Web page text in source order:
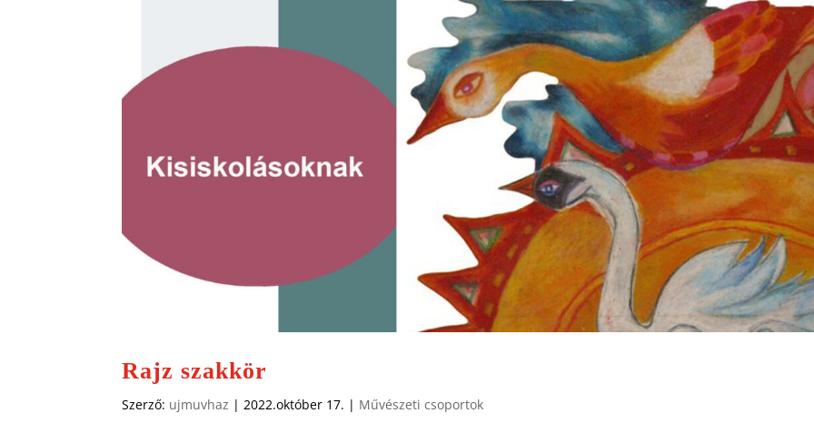
Rajz szakkör
Szerző: ujmuvhaz | 2022.október 17. | Művészeti csoportok